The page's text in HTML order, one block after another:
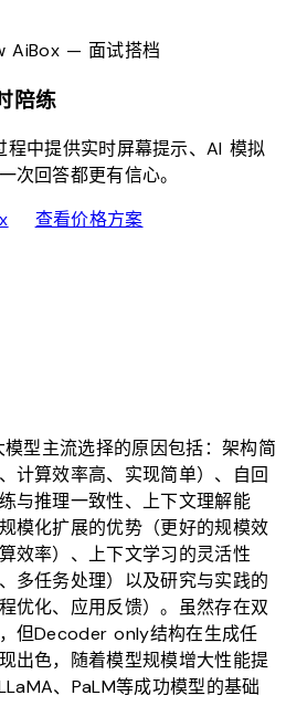
AiBox— 面试搭档
陪练
中提供实时屏幕提示、AI 模拟
次回答都更有信心。
download查看价格方案sell
型主流选择的原因包括：架构简
计算效率高、实现简单）、自回
与推理一致性、上下文理解能
模化扩展的优势（更好的规模效
效率）、上下文学习的灵活性
多任务处理）以及研究与实践的
优化、应用反馈）。虽然存在双
但Decoder only结构在生成任
出色，随着模型规模增大性能提
、PaLM等成功模型的基础